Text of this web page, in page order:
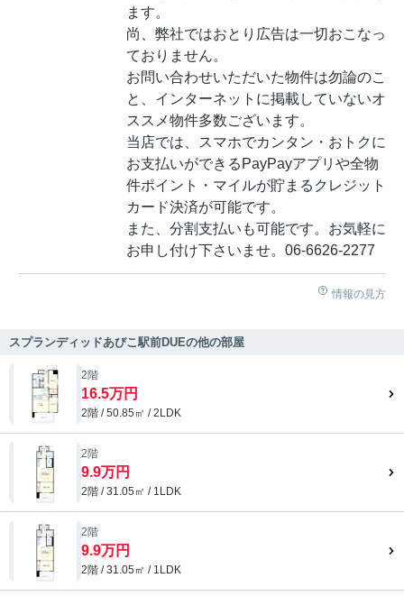
ます。
尚、弊社ではおとり広告は一切おこなっ
ておりません。
お問い合わせいただいた物件は勿論のこ
と、インターネットに掲載していないオ
ススメ物件多数ございます。
当店では、スマホでカンタン・おトクに
お支払いができるPayPayアプリや全物
件ポイント・マイルが貯まるクレジット
カード決済が可能です。
また、分割支払いも可能です。お気軽に
お申し付け下さいませ。06-6626-2277
情報の見方
スプランディッドあびこ駅前DUEの他の部屋
2階
16.5万円
2階 / 50.85㎡ / 2LDK
2階
9.9万円
2階 / 31.05㎡ / 1LDK
2階
9.9万円
2階 / 31.05㎡ / 1LDK